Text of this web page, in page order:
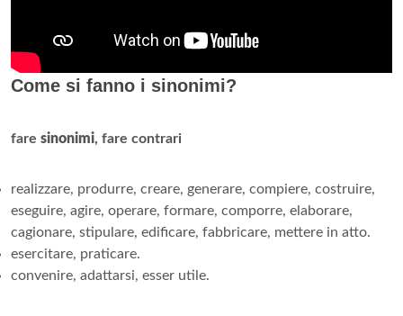
Come si fanno i sinonimi?
fare sinonimi, fare contrari
realizzare, produrre, creare, generare, compiere, costruire,
eseguire, agire, operare, formare, comporre, elaborare,
cagionare, stipulare, edificare, fabbricare, mettere in atto.
esercitare, praticare.
convenire, adattarsi, esser utile.